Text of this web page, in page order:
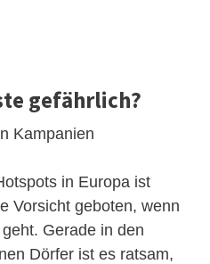
gefährlich?
Kampanien
in Europa ist
Vorsicht geboten, wenn
Gerade in den
Dörfer ist es ratsam,